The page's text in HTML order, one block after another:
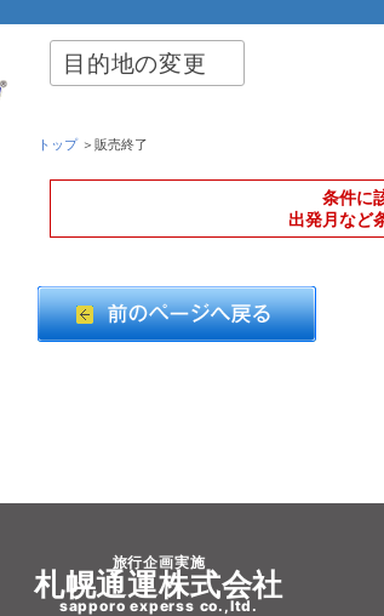
目的地の変更
トップ＞販売終了
条件に
出発月など
旅行企画実施
札幌通運株式会社
sapporo experss co.,ltd.